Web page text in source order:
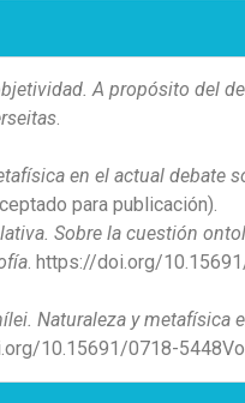
A propósito del
.
en el actual debate
para publicación).
Sobre la cuestión
.https://doi.org/
Naturaleza y metafísica
10.15691/0718-